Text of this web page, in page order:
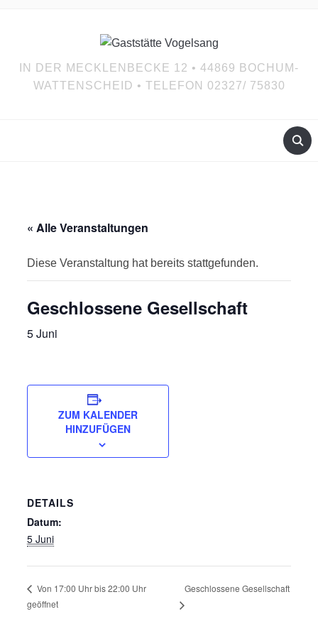
IN DER MECKLENBECKE 12 • 44869 BOCHUM-
WATTENSCHEID • TELEFON 02327/ 75830
« Alle Veranstaltungen
Diese Veranstaltung hat bereits stattgefunden.
Geschlossene Gesellschaft
5 Juni
ZUM KALENDER
HINZUFÜGEN
DETAILS
Datum:
5 Juni
Von 17:00 Uhr bis 22:00 Uhr
geöffnet
Geschlossene Gesellschaft